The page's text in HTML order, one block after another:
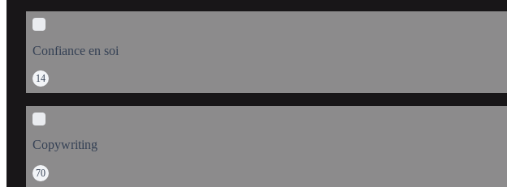
Confiance en soi
14
Copywriting
70